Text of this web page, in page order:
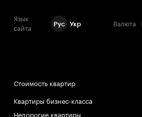
Язык
сайта
Рус Укр Валюта
Стоимость квартир
Квартиры бизнес-класса
Недорогие квартиры